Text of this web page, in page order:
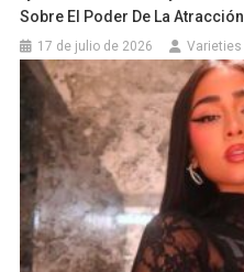
Sobre El Poder De La Atracción
17 de julio de 2026 Varieties